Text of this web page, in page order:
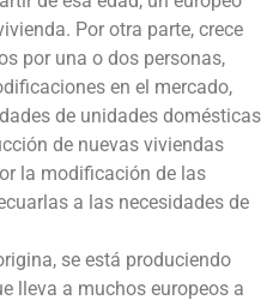
Por otra parte, crece
por una o dos personas,
en el mercado,
de unidades domésticas
de nuevas viviendas
la modificación de las
a las necesidades de
se está produciendo
lleva a muchos europeos a